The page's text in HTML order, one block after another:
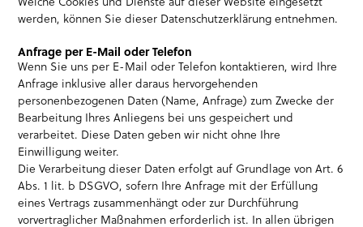
werden, können Sie dieser Datenschutzerklärung entnehmen.
Anfrage per E-Mail oder Telefon
Wenn Sie uns per E-Mail oder Telefon kontaktieren, wird Ihre
Anfrage inklusive aller daraus hervorgehenden
personenbezogenen Daten (Name, Anfrage) zum Zwecke der
Bearbeitung Ihres Anliegens bei uns gespeichert und
verarbeitet. Diese Daten geben wir nicht ohne Ihre
Einwilligung weiter.
Die Verarbeitung dieser Daten erfolgt auf Grundlage von Art. 6
Abs. 1 lit. b DSGVO, sofern Ihre Anfrage mit der Erfüllung
eines Vertrags zusammenhängt oder zur Durchführung
vorvertraglicher Maßnahmen erforderlich ist. In allen übrigen